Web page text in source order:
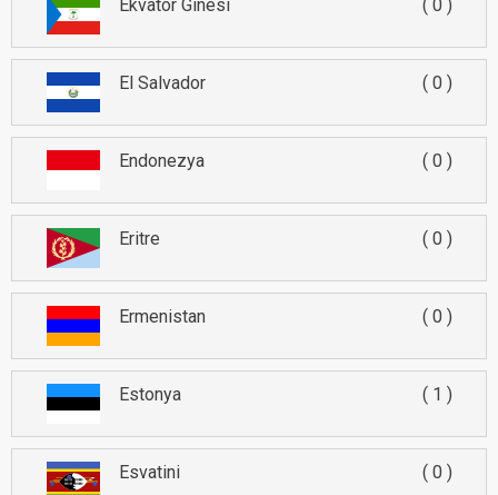
Ekvator Ginesi 0
El Salvador 0
Endonezya 0
Eritre 0
Ermenistan 0
Estonya 1
Esvatini 0